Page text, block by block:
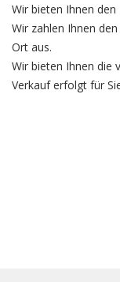
Wir bieten Ihnen
Wir zahlen Ihnen
Ort aus.
Wir bieten Ihnen die
Verkauf erfolgt für